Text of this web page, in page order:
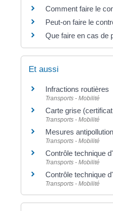
Comment faire le
Peut-on faire le
Que faire en cas de
Et aussi
Infractions routières
Transports - Mobilité
Carte grise
Transports - Mobilité
Mesures antipollution
Transports - Mobilité
Contrôle technique
Transports - Mobilité
Contrôle technique
Transports - Mobilité